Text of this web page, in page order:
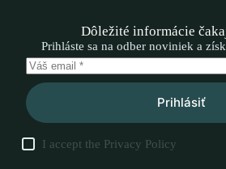
Dôležité informácie
Prihláste sa na odber noviniek a
Prihlásiť
I accept the Privacy Policy